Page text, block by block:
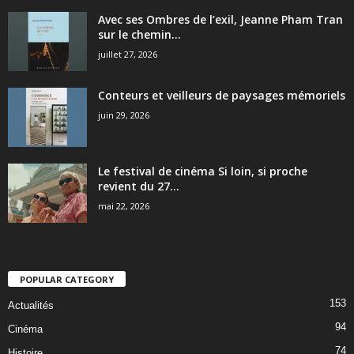
Avec ses Ombres de l’exil, Jeanne Pham Tran
sur le chemin...
juillet 27, 2026
Conteurs et veilleurs de paysages mémoriels
juin 29, 2026
Le festival de cinéma Si loin, si proche
revient du 27...
mai 22, 2026
POPULAR CATEGORY
Actualités 153
Cinéma 94
74